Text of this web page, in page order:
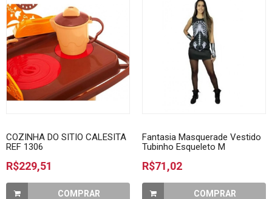
COZINHA DO SITIO CALESITA
REF 1306
R$229,51
COMPRAR
Fantasia Masquerade Vestido
Tubinho Esqueleto M
R$71,02
COMPRAR